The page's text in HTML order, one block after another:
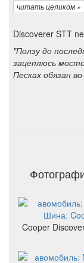
читать целиком »
Discoverer STT
"Ползу до
зацеплюсь
Песках обязан
Cooper